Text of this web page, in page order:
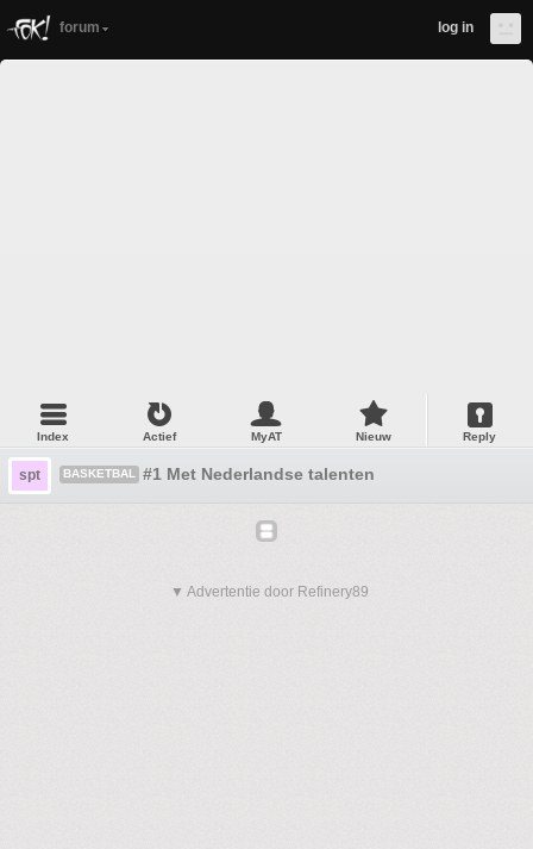
forum log in
Index Actief MyAT Nieuw Reply
spt BASKETBAL #1 Met Nederlandse talenten
▼ Advertentie door Refinery89